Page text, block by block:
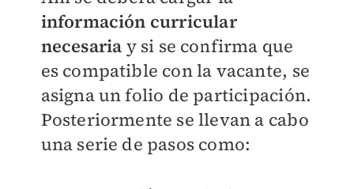
información curricular
necesaria y si se confirma que
es compatible con la vacante, se
asigna un folio de participación.
Posteriormente se llevan a cabo
una serie de pasos como: